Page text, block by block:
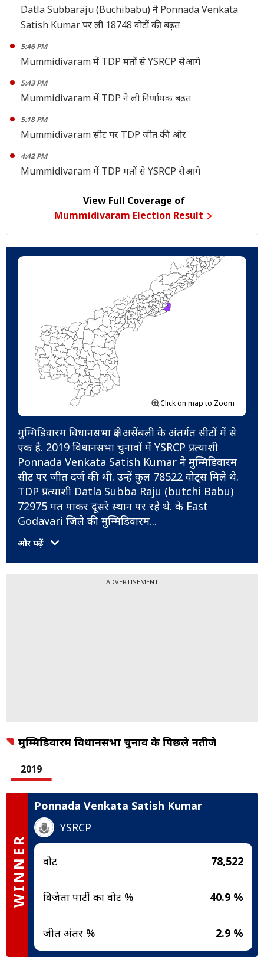
Datla Subbaraju (Buchibabu) ने Ponnada Venkata
Satish Kumar पर ली 18748 वोटोंं की बढ़त
5:46 PM
Mummidivaram में TDP मतों से YSRCP सेआगे
5:43 PM
Mummidivaram में TDP ने ली निर्णायक बढ़त
5:18 PM
Mummidivaram सीट पर TDP जीत की ओर
4:42 PM
Mummidivaram में TDP मतों से YSRCP सेआगे
View Full Coverage of
Mummidivaram Election Result
Click on map to Zoom
मुम्मिडिवारम विधानसभा क्षेत्र असेंबली के अंतर्गत सीटों में से
एक है. 2019 विधानसभा चुनावों में YSRCP प्रत्याशी
Ponnada Venkata Satish Kumar ने मुम्मिडिवारम
सीट पर जीत दर्ज की थी. उन्हें कुल 78522 वोट्स मिले थे.
TDP प्रत्याशी Datla Subba Raju (butchi Babu)
72975 मत पाकर दूसरे स्थान पर रहे थे. के East
Godavari जिले की मुम्मिडिवारम...
और पढ़ें
ADVERTISEMENT
मुम्मिडिवारम विधानसभा चुनाव के पिछले नतीजे
2019
WINNER
Ponnada Venkata Satish Kumar
YSRCP
वोट 78,522
विजेता पार्टी का वोट % 40.9 %
जीत अंतर % 2.9 %